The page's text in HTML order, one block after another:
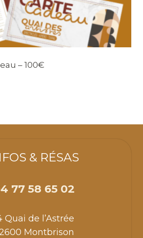
– 100€
& RÉSAS
77 58 65 02
Quai de l’Astrée
Montbrison